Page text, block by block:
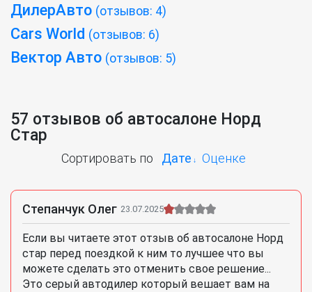
ДилерАвто (отзывов: 4)
Cars World (отзывов: 6)
Вектор Авто (отзывов: 5)
57 отзывов об автосалоне Норд
Стар
Сортировать по Дате Оценке
Степанчук Олег 23.07.2025
Если вы читаете этот отзыв об автосалоне Норд
стар перед поездкой к ним то лучшее что вы
можете сделать это отменить свое решение...
Это серый автодилер который вешает вам на